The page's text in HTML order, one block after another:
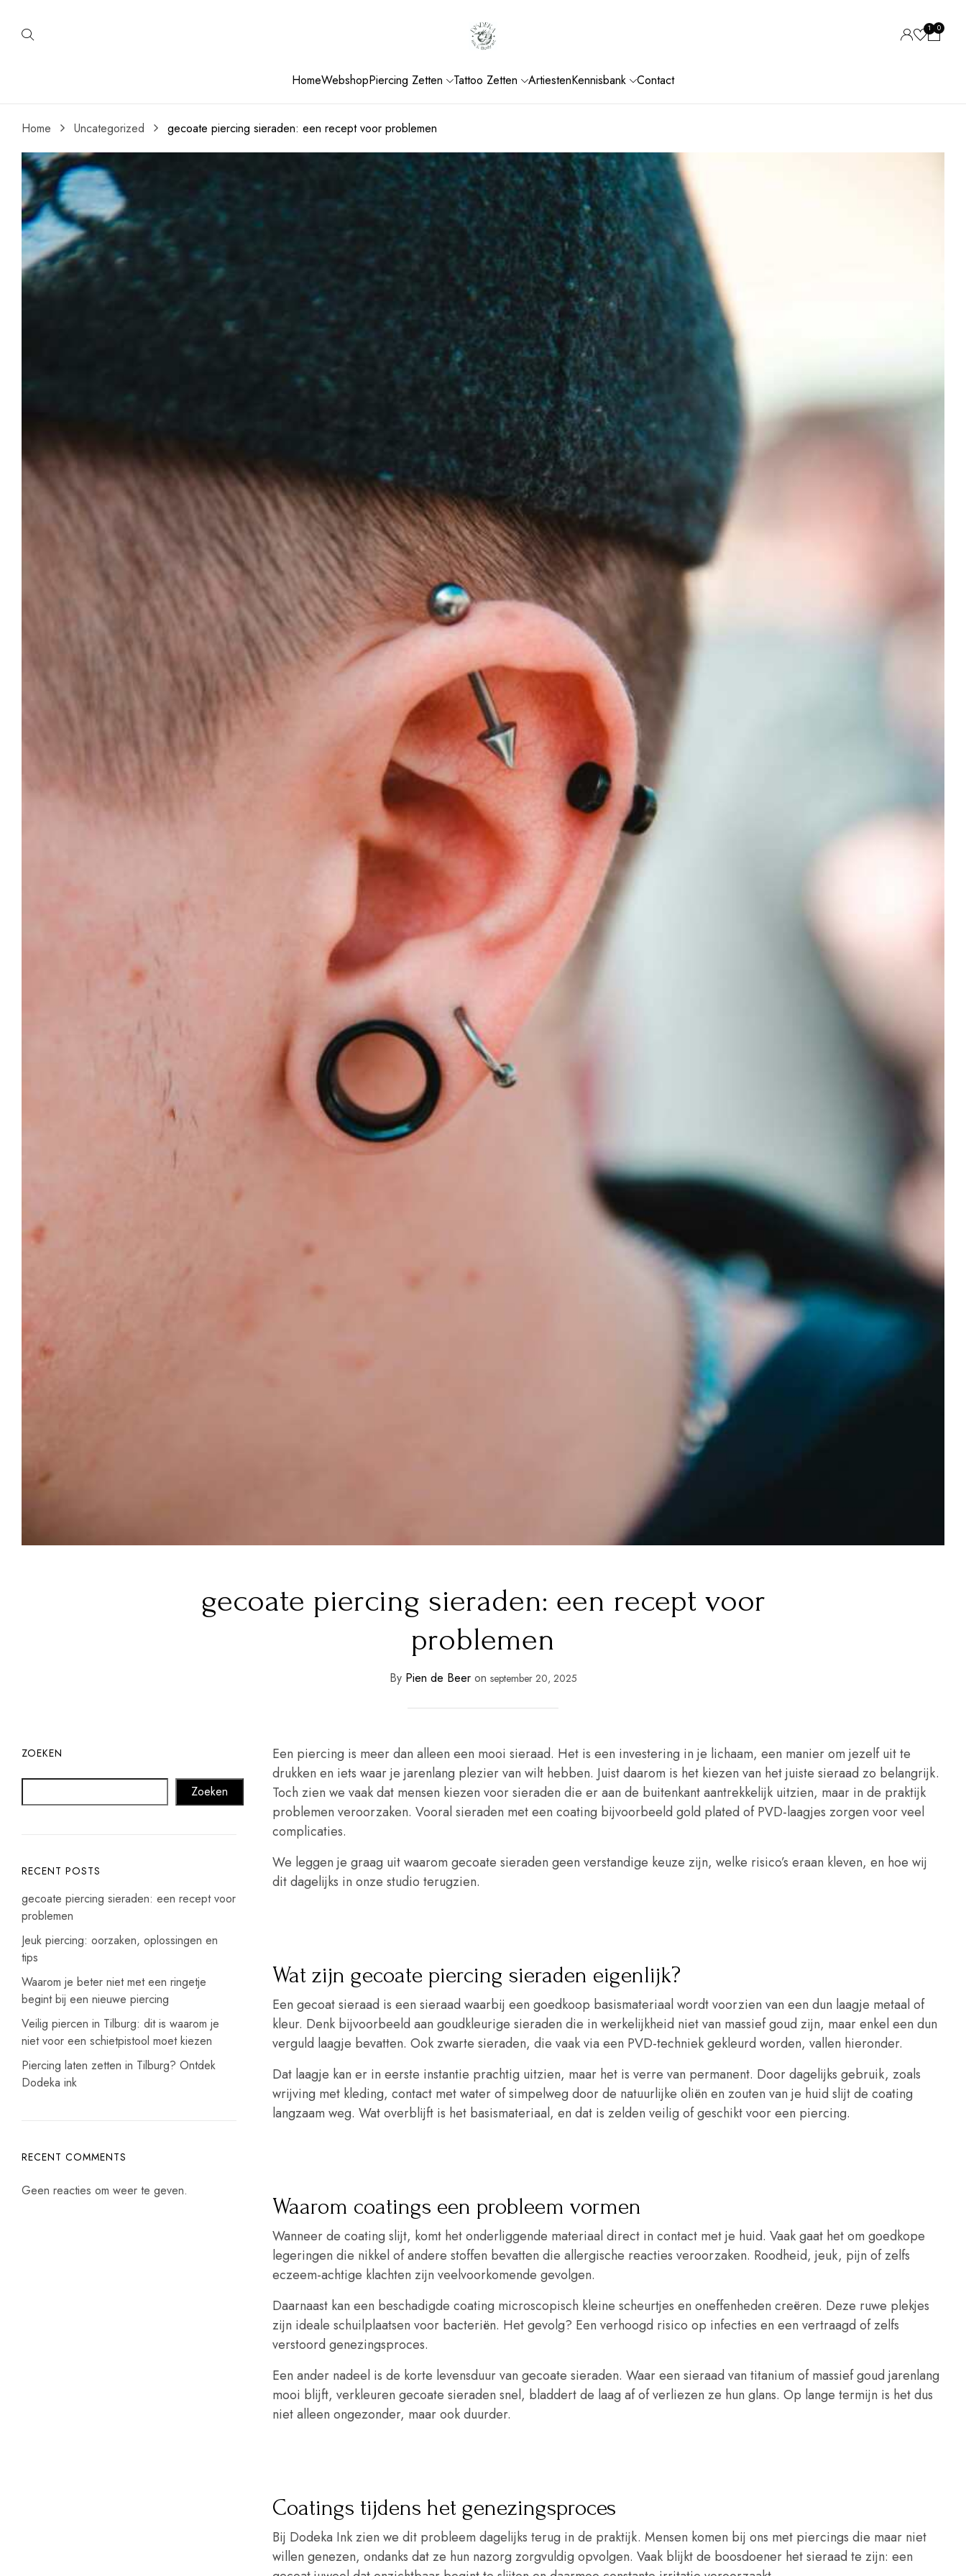
1 0
HomeWebshopPiercing Zetten Tattoo Zetten ArtiestenKennisbank Contact
Home Uncategorized gecoate piercing sieraden: een recept voor problemen
gecoate piercing sieraden: een recept voor
problemen
By Pien de Beeron september 20, 2025
ZOEKEN
Zoeken
RECENT POSTS
gecoate piercing sieraden: een recept voor
problemen
Jeuk piercing: oorzaken, oplossingen en
tips
Waarom je beter niet met een ringetje
begint bij een nieuwe piercing
Veilig piercen in Tilburg: dit is waarom je
niet voor een schietpistool moet kiezen
Piercing laten zetten in Tilburg? Ontdek
Dodeka ink
RECENT COMMENTS
Geen reacties om weer te geven.
Een piercing is meer dan alleen een mooi sieraad. Het is een investering in je lichaam, een manier om jezelf uit te
drukken en iets waar je jarenlang plezier van wilt hebben. Juist daarom is het kiezen van het juiste sieraad zo belangrijk.
Toch zien we vaak dat mensen kiezen voor sieraden die er aan de buitenkant aantrekkelijk uitzien, maar in de praktijk
problemen veroorzaken. Vooral sieraden met een coating bijvoorbeeld gold plated of PVD-laagjes zorgen voor veel
complicaties.
We leggen je graag uit waarom gecoate sieraden geen verstandige keuze zijn, welke risico’s eraan kleven, en hoe wij
dit dagelijks in onze studio terugzien.
Wat zijn gecoate piercing sieraden eigenlijk?
Een gecoat sieraad is een sieraad waarbij een goedkoop basismateriaal wordt voorzien van een dun laagje metaal of
kleur. Denk bijvoorbeeld aan goudkleurige sieraden die in werkelijkheid niet van massief goud zijn, maar enkel een dun
verguld laagje bevatten. Ook zwarte sieraden, die vaak via een PVD-techniek gekleurd worden, vallen hieronder.
Dat laagje kan er in eerste instantie prachtig uitzien, maar het is verre van permanent. Door dagelijks gebruik, zoals
wrijving met kleding, contact met water of simpelweg door de natuurlijke oliën en zouten van je huid slijt de coating
langzaam weg. Wat overblijft is het basismateriaal, en dat is zelden veilig of geschikt voor een piercing.
Waarom coatings een probleem vormen
Wanneer de coating slijt, komt het onderliggende materiaal direct in contact met je huid. Vaak gaat het om goedkope
legeringen die nikkel of andere stoffen bevatten die allergische reacties veroorzaken. Roodheid, jeuk, pijn of zelfs
eczeem-achtige klachten zijn veelvoorkomende gevolgen.
Daarnaast kan een beschadigde coating microscopisch kleine scheurtjes en oneffenheden creëren. Deze ruwe plekjes
zijn ideale schuilplaatsen voor bacteriën. Het gevolg? Een verhoogd risico op infecties en een vertraagd of zelfs
verstoord genezingsproces.
Een ander nadeel is de korte levensduur van gecoate sieraden. Waar een sieraad van titanium of massief goud jarenlang
mooi blijft, verkleuren gecoate sieraden snel, bladdert de laag af of verliezen ze hun glans. Op lange termijn is het dus
niet alleen ongezonder, maar ook duurder.
Coatings tijdens het genezingsproces
Bij Dodeka Ink zien we dit probleem dagelijks terug in de praktijk. Mensen komen bij ons met piercings die maar niet
willen genezen, ondanks dat ze hun nazorg zorgvuldig opvolgen. Vaak blijkt de boosdoener het sieraad te zijn: een